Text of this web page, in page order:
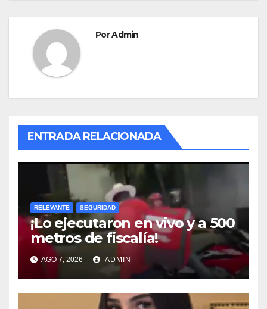
PorAdmin
ENTRADA RELACIONADA
RELEVANTE SEGURIDAD
¡Lo ejecutaron en vivo y a 500
metros de fiscalía!
AGO 7, 2026 ADMIN